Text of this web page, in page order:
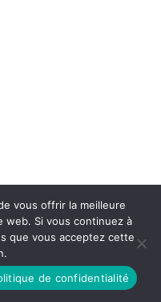
vous offrir la meilleure
web. Si vous continuez à
que vous acceptez cette
de confidentialité